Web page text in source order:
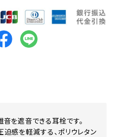
を遮音できる耳栓です。
感を軽減する、ポリウレタン